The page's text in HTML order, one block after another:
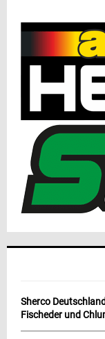
Sherco
Fischeder und